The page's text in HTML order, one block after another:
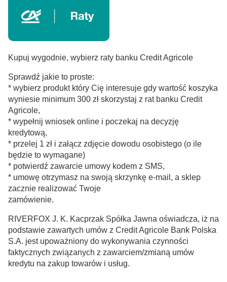
Kupuj wygodnie, wybierz raty banku Credit Agricole
Sprawdź jakie to proste:
* wybierz produkt który Cię interesuje gdy wartość koszyka
wyniesie minimum 300 zł skorzystaj z rat banku Credit
Agricole,
* wypełnij wniosek online i poczekaj na decyzję
kredytową,
* przelej 1 zł i załącz zdjęcie dowodu osobistego (o ile
będzie to wymagane)
* potwierdź zawarcie umowy kodem z SMS,
* umowę otrzymasz na swoją skrzynkę e-mail, a sklep
zacznie realizować Twoje
zamówienie.
RIVERFOX J. K. Kacprzak Spółka Jawna oświadcza, iż na
podstawie zawartych umów z Credit Agricole Bank Polska
S.A. jest upoważniony do wykonywania czynności
faktycznych związanych z zawarciem/zmianą umów
kredytu na zakup towarów i usług.